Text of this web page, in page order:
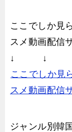
ここでしか見
スメ動画配信
↓ ↓
ここでしか見
スメ動画配信
ジャンル別韓